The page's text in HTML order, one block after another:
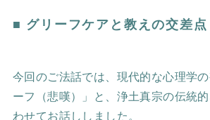
■ グリーフケアと教えの交差点
今回のご法話では、現代的な心理学
ーフ（悲嘆）」と、浄土真宗の伝統
わせてお話ししました。